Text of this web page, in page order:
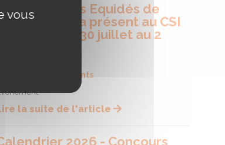
conseil des Equidés de
sera présent au CSI
de Dinard du 30 juillet au 2
Evènements
la suite de l'article
2026 - Concours
vous